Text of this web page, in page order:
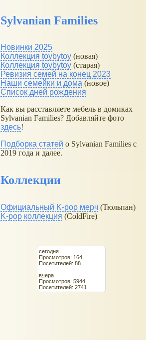
Sylvanian Families
Новинки 2025
Коллекция toybytoy (новая)
Коллекция toybytoy (старая)
Ревизия семей на конец 2023
Наши семейки и дома (новое)
Список дней рождения
Как вы расставляете мебель в домиках
Sylvanian Families? Добавляйте фото
здесь!
Подборка статей о Sylvanian Families с
2019 года и далее.
Коллекции
Официальный K-pop мерч (Тюльпан)
K-pop коллекция (ColdFire)
сегодня
Просмотров: 164
Посетителей: 88
вчера
Просмотров: 5944
Посетителей: 2741